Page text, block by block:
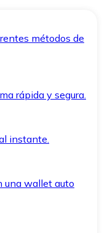
métodos de
rápida y segura.
instante.
una wallet auto